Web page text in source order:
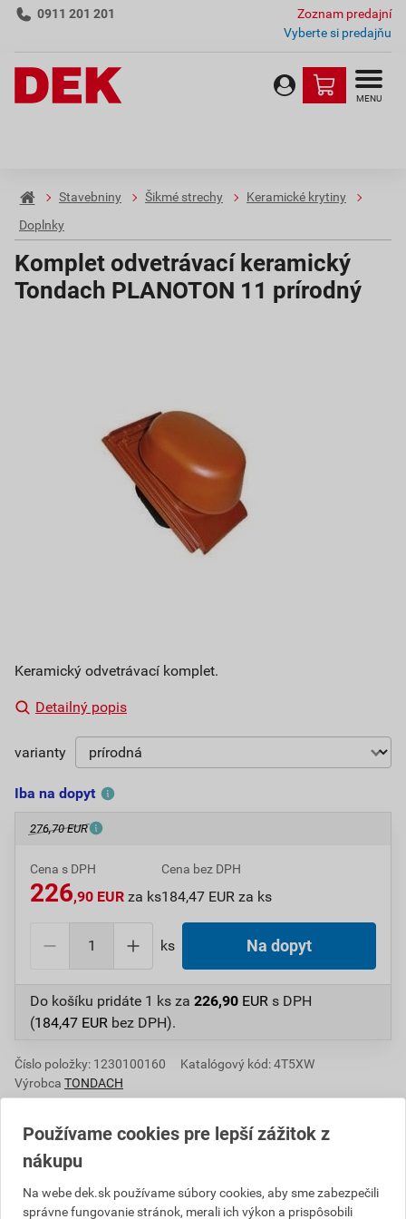
0911 201 201
Zoznam predajní
Vyberte si predajňu
MENU
Stavebniny Šikmé strechy
Keramické krytiny
Doplnky
Komplet odvetrávací keramický
Tondach PLANOTON 11 prírodný
Keramický odvetrávací komplet.
Detailný popis
varianty
Iba na dopyt
276,70 EUR
Cena s DPH
226,90 EUR za ks
Cena bez DPH
184,47 EUR za ks
ks Na dopyt
Do košíku pridáte 1 ks za 226,90 EUR s DPH
(184,47 EUR bez DPH).
Číslo položky: 1230100160
Katalógový kód: 4T5XW
Výrobca TONDACH
Popis
Keramický odvetrávací komplet, obsahujúci prestup
Používame cookies pre lepší zážitok z
nákupu
Na webe dek.sk používame súbory cookies, aby sme zabezpečili
správne fungovanie stránok, merali ich výkon a prispôsobili